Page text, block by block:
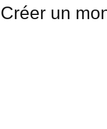
Créer un